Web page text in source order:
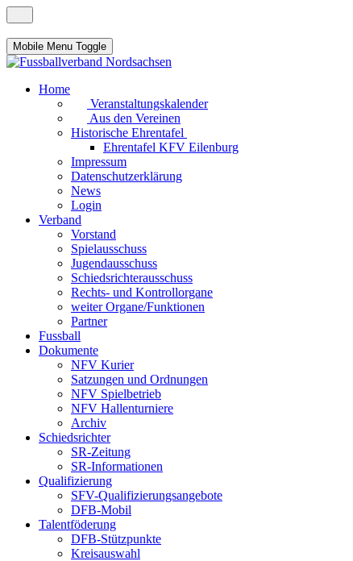
Mobile Menu Toggle
Home
Veranstaltungskalender
Aus den Vereinen
Historische Ehrentafel
Ehrentafel KFV Eilenburg
Impressum
Datenschutzerklärung
News
Login
Verband
Vorstand
Spielausschuss
Jugendausschuss
Schiedsrichterausschuss
Rechts- und Kontrollorgane
weiter Organe/Funktionen
Partner
Fussball
Dokumente
NFV Kurier
Satzungen und Ordnungen
NFV Spielbetrieb
NFV Hallenturniere
Archiv
Schiedsrichter
SR-Zeitung
SR-Informationen
Qualifizierung
SFV-Qualifizierungsangebote
DFB-Mobil
Talentföderung
DFB-Stützpunkte
Kreisauswahl